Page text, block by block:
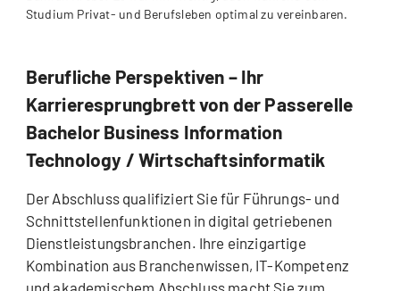
Studium Privat- und Berufsleben optimal zu vereinbaren.
Berufliche Perspektiven – Ihr
Karrieresprungbrett von der Passerelle
Bachelor Business Information
Technology / Wirtschaftsinformatik
Der Abschluss qualifiziert Sie für Führungs- und
Schnittstellenfunktionen in digital getriebenen
Dienstleistungsbranchen. Ihre einzigartige
Kombination aus Branchenwissen, IT-Kompetenz
und akademischem Abschluss macht Sie zum